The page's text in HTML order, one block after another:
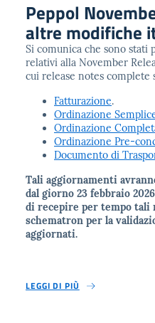
Peppol
altre modifiche
Si comunica che sono
relativi alla November
cui release notes
Fatturazione.
Ordinazione
Ordinazione
Ordinazione Pre-
Documento di
Tali aggiornamenti
dal giorno 23 febbraio
di recepire per tempo tali
schematron per la
aggiornati.
LEGGI DI PIÙ